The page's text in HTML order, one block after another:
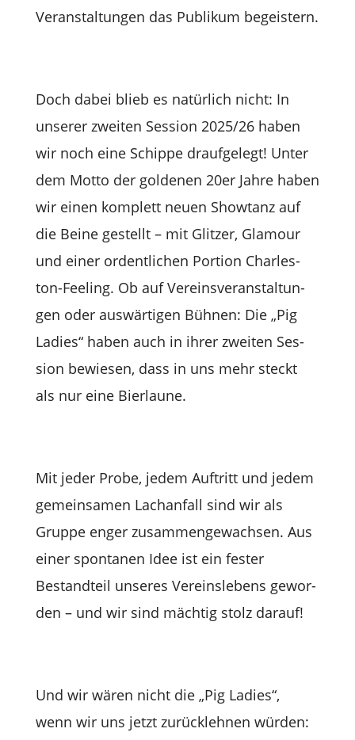
Ver­an­stal­tun­gen das Publi­kum begeistern.
Doch dabei blieb es natür­lich nicht: In
unse­rer zwei­ten Ses­sion 2025/26 haben
wir noch eine Schippe drauf­ge­legt! Unter
dem Motto der gol­de­nen 20er Jahre haben
wir einen kom­plett neuen Show­tanz auf
die Beine gestellt – mit Glit­zer, Gla­mour
und einer ordent­li­chen Por­tion Charles­
ton-Fee­ling. Ob auf Ver­eins­ver­an­stal­tun­
gen oder aus­wär­ti­gen Büh­nen: Die „Pig
Ladies“ haben auch in ihrer zwei­ten Ses­
sion bewie­sen, dass in uns mehr steckt
als nur eine Bierlaune.
Mit jeder Probe, jedem Auf­tritt und jedem
gemein­sa­men Lach­an­fall sind wir als
Gruppe enger zusam­men­ge­wach­sen. Aus
einer spon­ta­nen Idee ist ein fes­ter
Bestand­teil unse­res Ver­eins­le­bens gewor­
den – und wir sind mäch­tig stolz darauf!
Und wir wären nicht die „Pig Ladies“,
wenn wir uns jetzt zurück­leh­nen wür­den: